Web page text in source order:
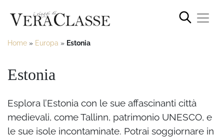
Home » Europa » Estonia
Estonia
Esplora l’Estonia con le sue affascinanti città
medievali, come Tallinn, patrimonio UNESCO, e
le sue isole incontaminate. Potrai soggiornare in